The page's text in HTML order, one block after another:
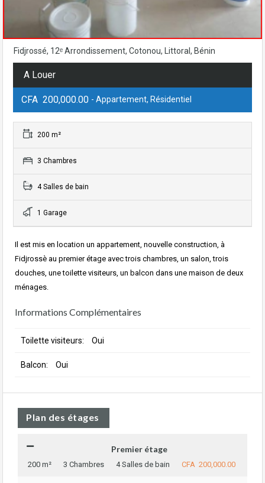
Fidjrossé, 12ᵉ Arrondissement, Cotonou, Littoral, Bénin
A Louer
CFA 200,000.00 - Appartement, Résidentiel
200 m²
3 Chambres
4 Salles de bain
1 Garage
Il est mis en location un appartement, nouvelle construction, à
Fidjrossè au premier étage avec trois chambres, un salon, trois
douches, une toilette visiteurs, un balcon dans une maison de deux
ménages.
Informations Complémentaires
Toilette visiteurs: Oui
Balcon: Oui
Plan des étages
Premier étage
200 m² 3 Chambres 4 Salles de bain CFA 200,000.00